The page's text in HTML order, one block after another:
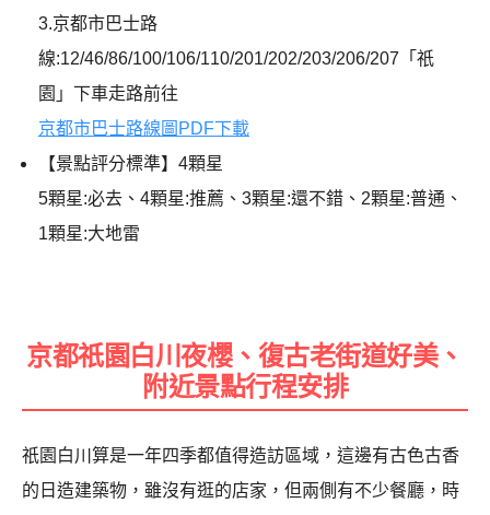
3.京都市巴士路
線:12/46/86/100/106/110/201/202/203/206/207「祇
園」下車走路前往
京都市巴士路線圖PDF下載
【景點評分標準】4顆星
5顆星:必去、4顆星:推薦、3顆星:還不錯、2顆星:普通、
1顆星:大地雷
京都祇園白川夜櫻、復古老街道好美、
附近景點行程安排
祇園白川算是一年四季都值得造訪區域，這邊有古色古香
的日造建築物，雖沒有逛的店家，但兩側有不少餐廳，時